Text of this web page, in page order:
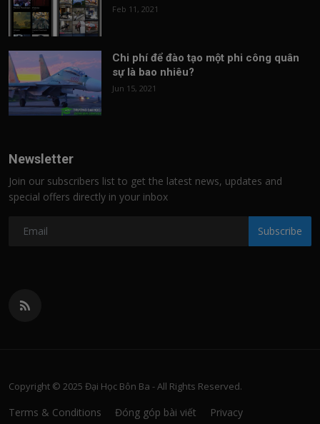
Feb 11, 2021
Chi phí để đào tạo một phi công quân
sự là bao nhiêu?
Jun 15, 2021
Newsletter
Join our subscribers list to get the latest news, updates and
special offers directly in your inbox
Subscribe
Copyright © 2025 Đại Học Bôn Ba - All Rights Reserved.
Terms & Conditions Đóng góp bài viết Privacy